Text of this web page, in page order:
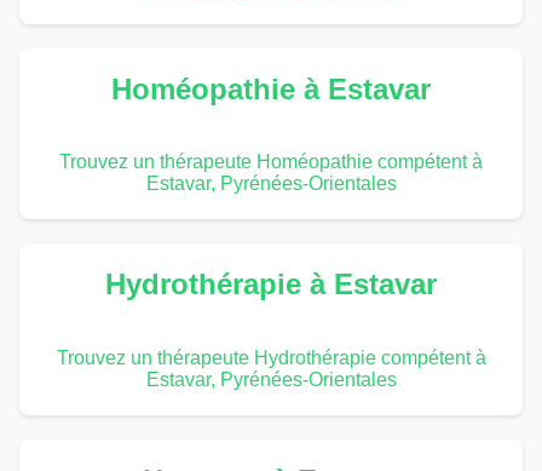
Homéopathie à Estavar
Trouvez un thérapeute Homéopathie compétent à
Estavar, Pyrénées-Orientales
Hydrothérapie à Estavar
Trouvez un thérapeute Hydrothérapie compétent à
Estavar, Pyrénées-Orientales